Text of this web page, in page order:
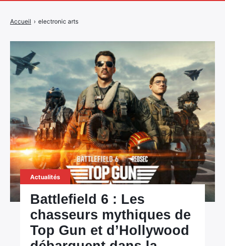
Accueil › electronic arts
Actualités
Battlefield 6 : Les
chasseurs mythiques de
Top Gun et d’Hollywood